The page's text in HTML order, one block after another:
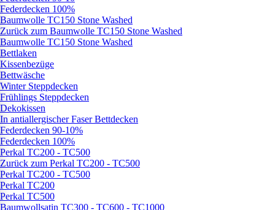
Federdecken 100%
Baumwolle TC150 Stone Washed
Zurück zum Baumwolle TC150 Stone Washed
Baumwolle TC150 Stone Washed
Bettlaken
Kissenbezüge
Bettwäsche
Winter Steppdecken
Frühlings Steppdecken
Dekokissen
In antiallergischer Faser Bettdecken
Federdecken 90-10%
Federdecken 100%
Perkal TC200 - TC500
Zurück zum Perkal TC200 - TC500
Perkal TC200 - TC500
Perkal TC200
Perkal TC500
Baumwollsatin TC300 - TC600 - TC1000